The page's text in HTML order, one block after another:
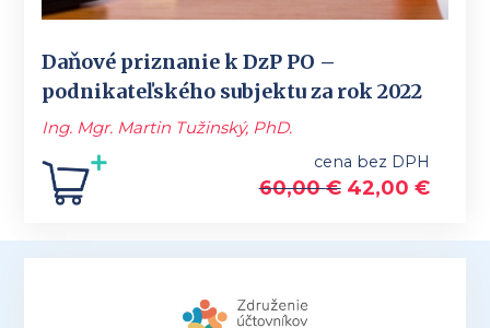
Daňové priznanie k DzP PO –
podnikateľského subjektu za rok 2022
Ing. Mgr. Martin Tužinský, PhD.
cena bez DPH
60,00€ 42,00 €